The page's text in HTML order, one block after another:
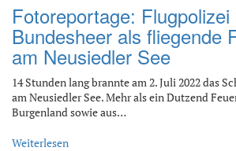
Fotoreportage: Flugpolizei
Bundesheer als fliegende
am Neusiedler See
14 Stunden lang brannte am 2. Juli 2022 das
am Neusiedler See. Mehr als ein Dutzend
Burgenland sowie aus…
Weiterlesen